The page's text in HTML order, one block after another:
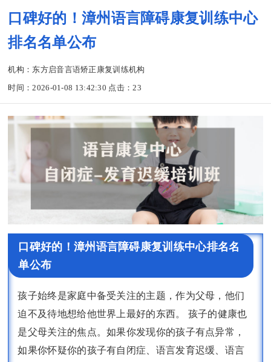
口碑好的！漳州语言障碍康复训练中心
排名名单公布
机构：东方启音言语矫正康复训练机构
时间：2026-01-08 13:42:30 点击：23
口碑好的！漳州语言障碍康复训练中心排名名
单公布
孩子始终是家庭中备受关注的主题，作为父母，他们
迫不及待地想给他世界上最好的东西。 孩子的健康也
是父母关注的焦点。如果你发现你的孩子有点异常，
如果你怀疑你的孩子有自闭症、语言发育迟缓、语言